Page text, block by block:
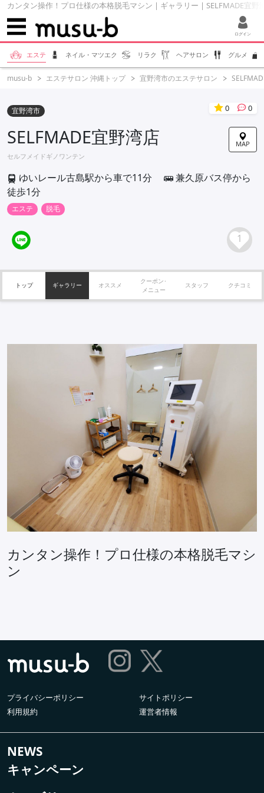
カンタン操作！プロ仕様の本格脱毛マシン | ギャラリー | SELFMADE宜
ログイン
エステ ネイル・マツエク リラク ヘアサロン グルメ
musu-b エステサロン 沖縄トップ 宜野湾市のエステサロン
宜野湾市 0 0
MAP
SELFMADE宜野湾店
セルフメイドギノワンテン
ゆいレール古島駅から車で11分
兼久原バス停から
徒歩1分
エステ 脱毛
1
トップ ギャラリー オススメ
クーポン･
メニュー
スタッフ クチコミ
カンタン操作！プロ仕様の本格脱毛マシ
ン
プライバシーポリシー
サイトポリシー
利用規約
運営者情報
NEWS
キャンペーン